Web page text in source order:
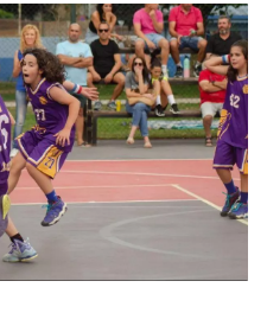
dos coches en la